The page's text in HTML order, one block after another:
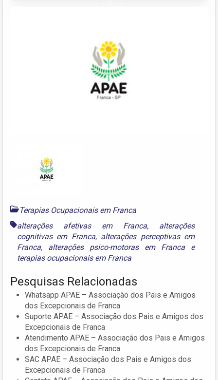
Terapias Ocupacionais em Franca
alterações afetivas em Franca, alterações
cognitivas em Franca, alterações perceptivas em
Franca, alterações psico-motoras em Franca e
terapias ocupacionais em Franca
Pesquisas Relacionadas
Whatsapp APAE – Associação dos Pais e Amigos
dos Excepcionais de Franca
Suporte APAE – Associação dos Pais e Amigos dos
Excepcionais de Franca
Atendimento APAE – Associação dos Pais e Amigos
dos Excepcionais de Franca
SAC APAE – Associação dos Pais e Amigos dos
Excepcionais de Franca